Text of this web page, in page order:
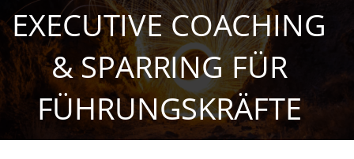
EXECUTIVE COACHING
& SPARRING FÜR
FÜHRUNGSKRÄFTE